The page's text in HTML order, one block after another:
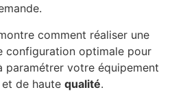
comment réaliser une
configuration optimale pour
paramétrer votre équipement
de haute qualité.